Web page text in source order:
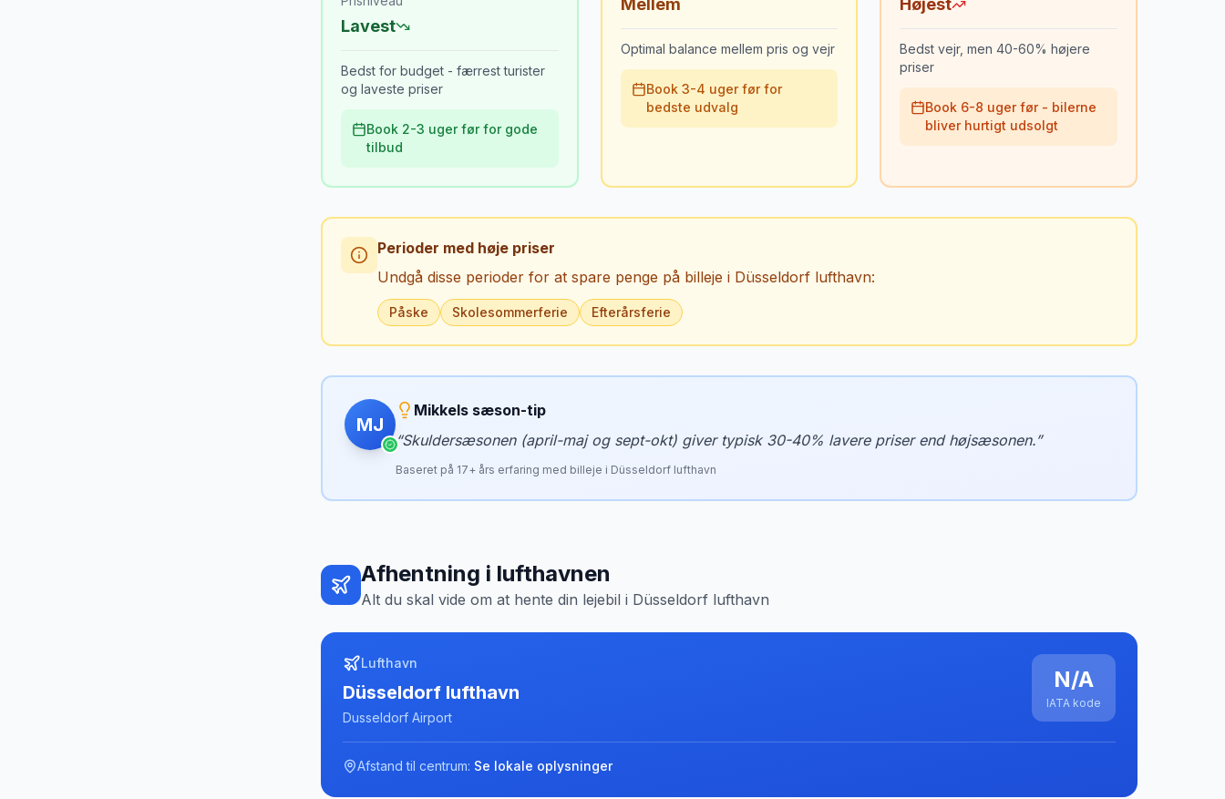
Lavest
Bedst for budget - færrest turister
og laveste priser
Book 2-3 uger før for gode
tilbud
Mellem
Optimal balance mellem pris og vejr
Book 3-4 uger før for
bedste udvalg
Højest
Bedst vejr, men 40-60% højere
priser
Book 6-8 uger før - bilerne
bliver hurtigt udsolgt
Perioder med høje priser
Undgå disse perioder for at spare penge på billeje i Düsseldorf lufthavn:
Påske Skolesommerferie Efterårsferie
MJ
Mikkels sæson-tip
“Skuldersæsonen (april-maj og sept-okt) giver typisk 30-40% lavere priser end højsæsonen.”
Baseret på 17+ års erfaring med billeje i Düsseldorf lufthavn
Afhentning i lufthavnen
Alt du skal vide om at hente din lejebil i Düsseldorf lufthavn
Lufthavn
Düsseldorf lufthavn
Dusseldorf Airport
N/A
IATA kode
Afstand til centrum: Se lokale oplysninger